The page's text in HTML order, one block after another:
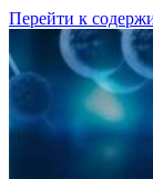
Перейти к